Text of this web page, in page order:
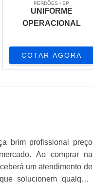
PERDÕES - SP
UNIFORME
OPERACIONAL
COTAR AGORA
brim profissional preço
Ao comprar na
um atendimento de
solucionem qualquer